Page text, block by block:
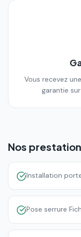
Vous recevez
garantie
Nos
Installation
Pose serrure